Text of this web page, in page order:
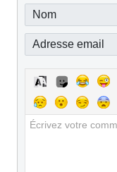
Nom
Adresse email